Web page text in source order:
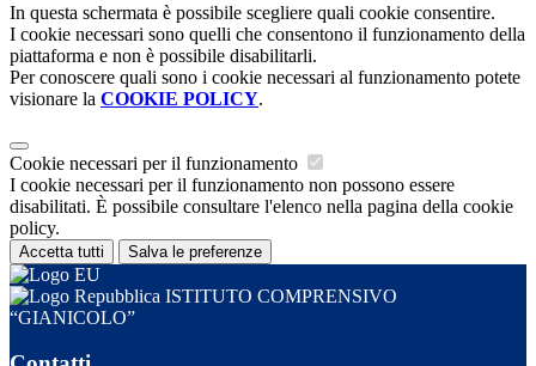
In questa schermata è possibile scegliere quali cookie consentire.
I cookie necessari sono quelli che consentono il funzionamento della
piattaforma e non è possibile disabilitarli.
Per conoscere quali sono i cookie necessari al funzionamento potete
visionare la COOKIE POLICY.
Cookie necessari per il funzionamento
I cookie necessari per il funzionamento non possono essere
disabilitati. È possibile consultare l'elenco nella pagina della cookie
policy.
Accetta tutti Salva le preferenze
ISTITUTO COMPRENSIVO
“GIANICOLO”